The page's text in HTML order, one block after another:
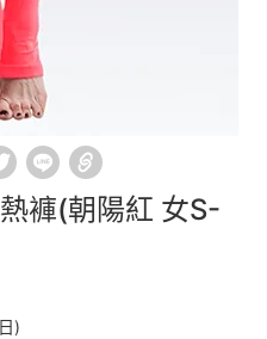
褲(朝陽紅 女S-
)